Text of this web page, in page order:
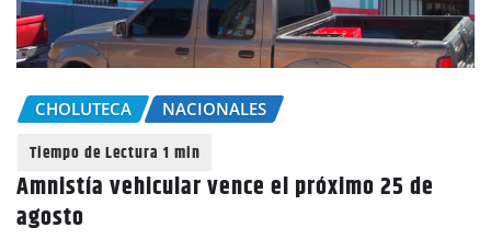
CHOLUTECA NACIONALES
Amnistía vehicular vence el próximo 25 de
agosto